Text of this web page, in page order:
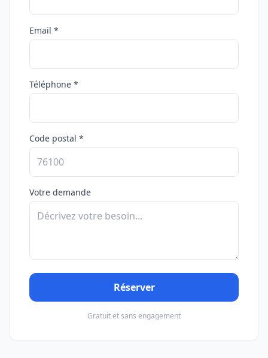
Email *
Téléphone *
Code postal *
Votre demande
Réserver
Gratuit et sans engagement